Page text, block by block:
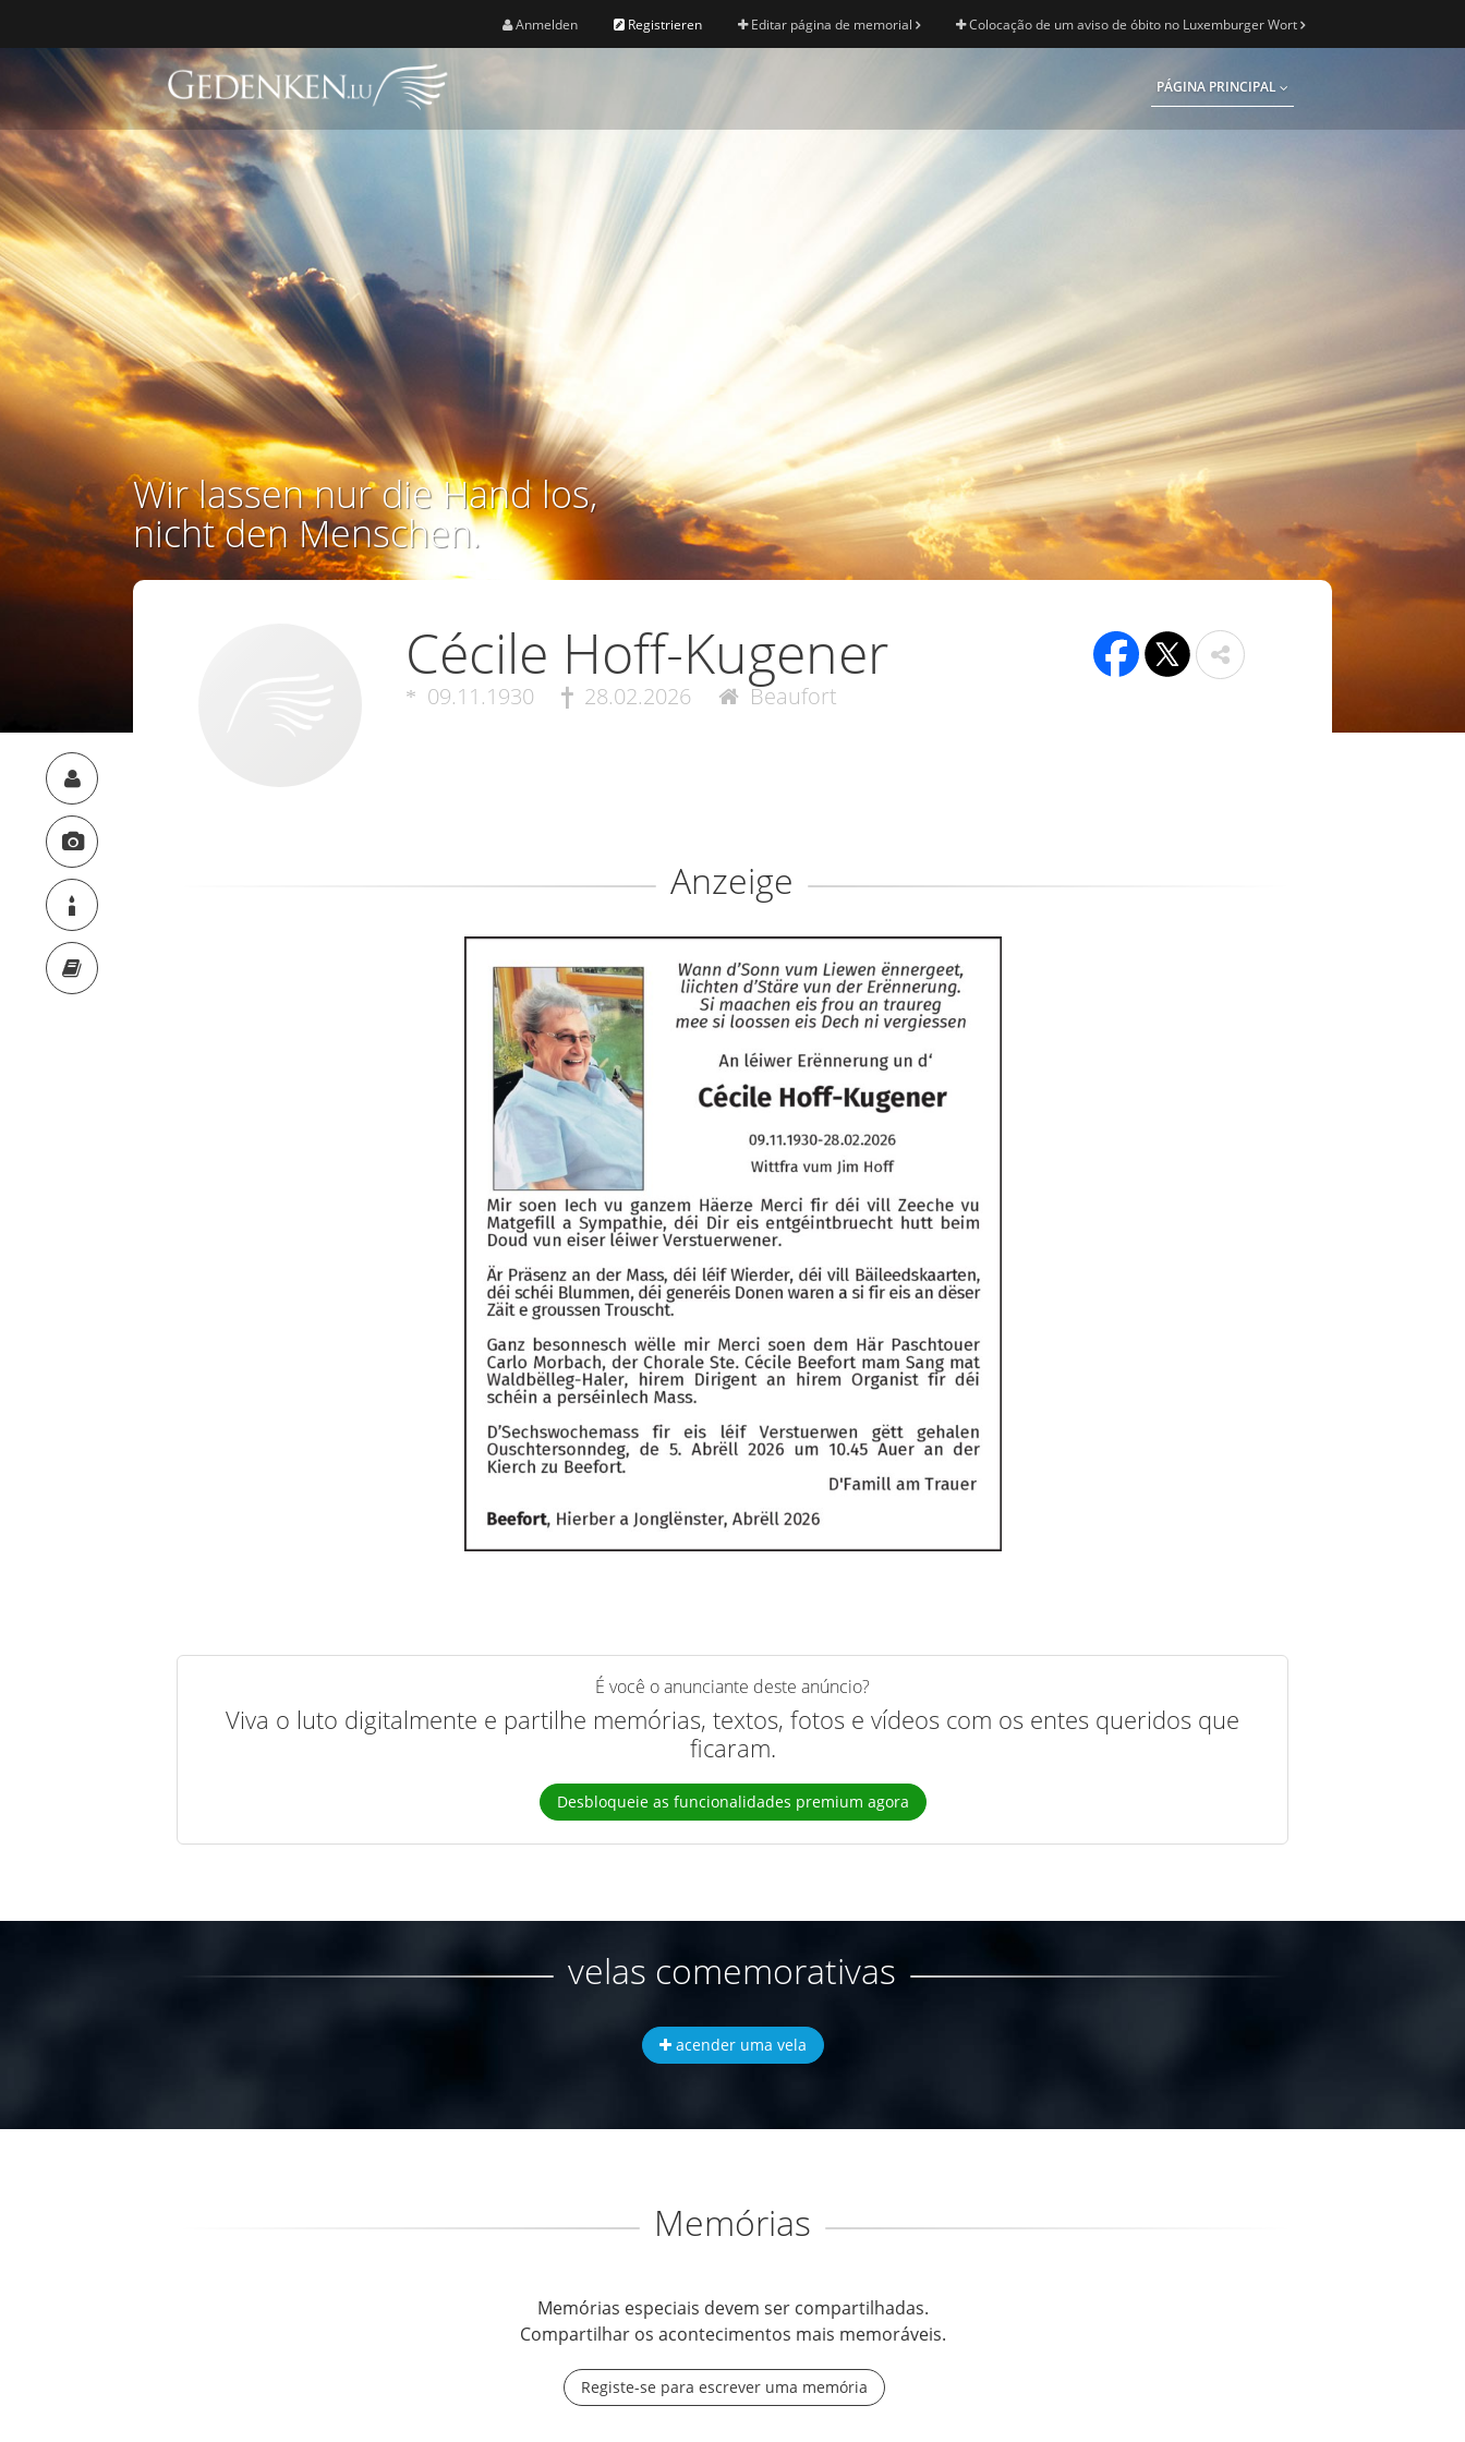
Anmelden Registrieren Editar página de memorial Colocação de um aviso de óbito no Luxemburger Wort
PÁGINA PRINCIPAL
Wir lassen nur die Hand los,
nicht den Menschen.
Cécile Hoff-Kugener
09.11.1930 28.02.2026 Beaufort
Anzeige
É você o anunciante deste anúncio?
Viva o luto digitalmente e partilhe memórias, textos, fotos e vídeos com os entes queridos que
ficaram.
Desbloqueie as funcionalidades premium agora
velas comemorativas
acender uma vela
Memórias
Memórias especiais devem ser compartilhadas.
Compartilhar os acontecimentos mais memoráveis.
Registe-se para escrever uma memória